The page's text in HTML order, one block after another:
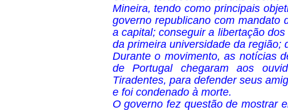
Mineira, tendo como principais
governo republicano com mandato
a capital; conseguir a libertação
da primeira universidade da região;
Durante o movimento, as notícias
de Portugal chegaram aos
Tiradentes, para defender seus
e foi condenado à morte.
O governo fez questão de mostrar